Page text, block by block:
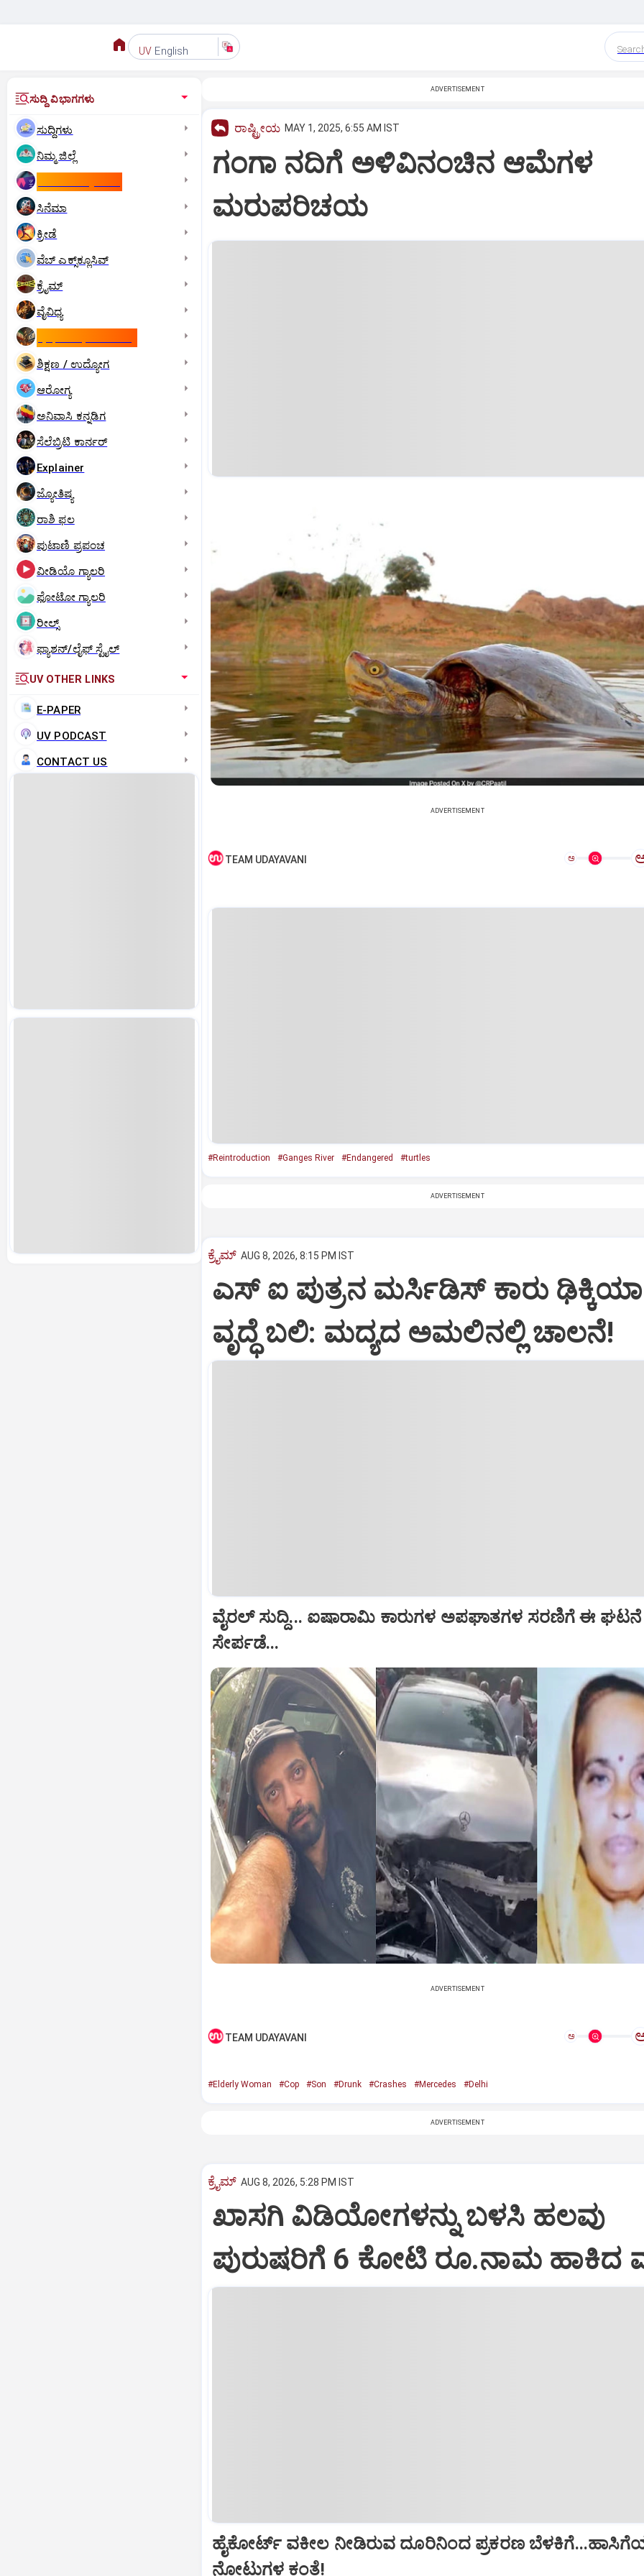
UV English
ಸುದ್ದಿ ವಿಭಾಗಗಳು
ಸುದ್ದಿಗಳು
ನಿಮ್ಮ ಜಿಲ್ಲೆ
ಸಿನೆಮಾ
ಕ್ರೀಡೆ
ವೆಬ್ ಎಕ್ಸ್‌ಕ್ಲೂಸಿವ್
ಕ್ರೈಮ್
ವೈವಿಧ್ಯ
ಶಿಕ್ಷಣ / ಉದ್ಯೋಗ
ಆರೋಗ್ಯ
ಅನಿವಾಸಿ ಕನ್ನಡಿಗ
ಸೆಲೆಬ್ರಿಟಿ ಕಾರ್ನರ್‌
Explainer
ಜ್ಯೋತಿಷ್ಯ
ರಾಶಿ ಫಲ
ಪುಟಾಣಿ ಪ್ರಪಂಚ
ವೀಡಿಯೊ ಗ್ಯಾಲರಿ
ಫೋಟೋ ಗ್ಯಾಲರಿ
ರೀಲ್ಸ್
ಫ್ಯಾಶನ್/ಲೈಫ್‌ ಸ್ಟೈಲ್
UV OTHER LINKS
E-PAPER
UV PODCAST
CONTACT US
ADVERTISEMENT
ರಾಷ್ಟ್ರೀಯ MAY 1, 2025, 6:55 AM IST
ಗಂಗಾ ನದಿಗೆ ಅಳಿವಿನಂಚಿನ ಆಮೆಗಳ
ಮರುಪರಿಚಯ
ADVERTISEMENT
TEAM UDAYAVANI ಅ
#Reintroduction #Ganges River #Endangered #turtles
ADVERTISEMENT
ಕ್ರೈಮ್ AUG 8, 2026, 8:15 PM IST
ಎಸ್ ಐ ಪುತ್ರನ ಮರ್ಸಿಡಿಸ್‌ ಕಾರು
ವೃದ್ಧೆ ಬಲಿ: ಮದ್ಯದ ಅಮಲಿನಲ್ಲಿ ಚಾಲನೆ!
ವೈರಲ್ ಸುದ್ದಿ... ಐಷಾರಾಮಿ ಕಾರುಗಳ ಅಪಘಾತಗಳ ಸರಣಿಗೆ ಈ ಘಟನೆ
ಸೇರ್ಪಡೆ...
ADVERTISEMENT
TEAM UDAYAVANI ಅ
#Elderly Woman #Cop #Son #Drunk #Crashes #Mercedes #Delhi
ADVERTISEMENT
ಕ್ರೈಮ್ AUG 8, 2026, 5:28 PM IST
ಖಾಸಗಿ ವಿಡಿಯೋಗಳನ್ನು ಬಳಸಿ ಹಲವು
ಪುರುಷರಿಗೆ 6 ಕೋಟಿ ರೂ.ನಾಮ
ಹೈಕೋರ್ಟ್‌ ವಕೀಲ ನೀಡಿರುವ ದೂರಿನಿಂದ ಪ್ರಕರಣ
ನೋಟುಗಳ ಕಂತೆ!